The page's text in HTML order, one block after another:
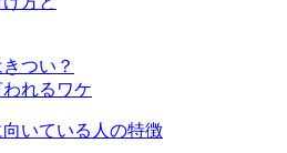
つい？
れるワケ
いている人の特徴